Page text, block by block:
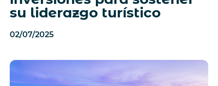
su liderazgo turístico
02/07/2025